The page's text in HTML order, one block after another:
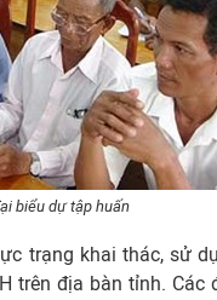
biểu dự tập huấn
trạng khai thác, sử
trên địa bàn tỉnh. Các